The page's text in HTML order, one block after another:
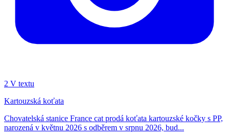
2 V textu
Kartouzská koťata
Chovatelská stanice France cat prodá koťata kartouzské kočky s PP,
narozená v květnu 2026 s odběrem v srpnu 2026, bud...